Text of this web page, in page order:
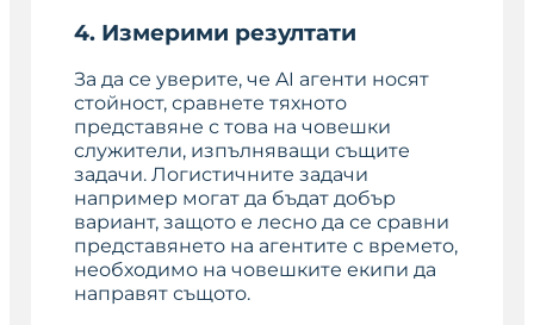
4. Измерими резултати
За да се уверите, че AI агенти носят
стойност, сравнете тяхното
представяне с това на човешки
служители, изпълняващи същите
задачи. Логистичните задачи
например могат да бъдат добър
вариант, защото е лесно да се сравни
представянето на агентите с времето,
необходимо на човешките екипи да
направят същото.